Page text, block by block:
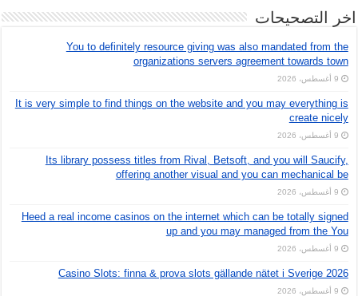
اخر التصحيحات
You to definitely resource giving was also mandated from the
organizations servers agreement towards town
9 أغسطس، 2026
It is very simple to find things on the website and you may everything is
create nicely
9 أغسطس، 2026
Its library possess titles from Rival, Betsoft, and you will Saucify,
offering another visual and you can mechanical be
9 أغسطس، 2026
Heed a real income casinos on the internet which can be totally signed
up and you may managed from the You
9 أغسطس، 2026
Casino Slots: finna & prova slots gällande nätet i Sverige 2026
9 أغسطس، 2026